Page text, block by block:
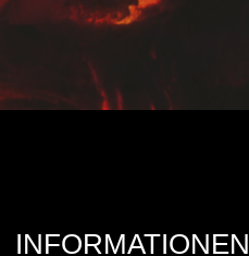
INFORMATIONEN